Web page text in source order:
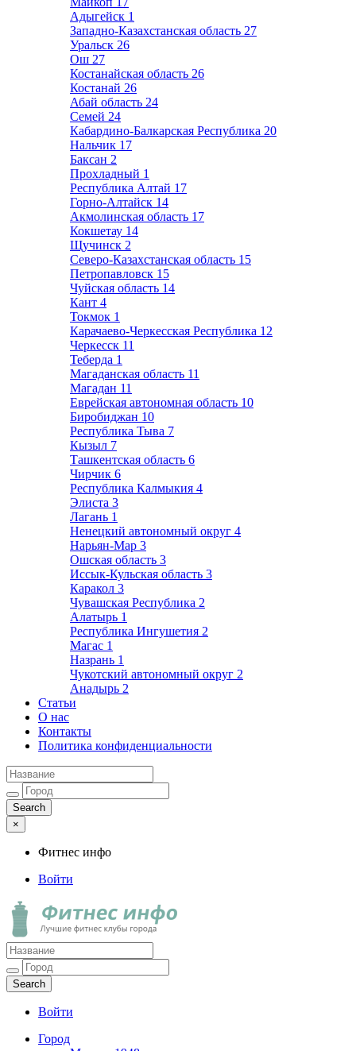
Адыгейск 1
Западно-Казахстанская область 27
Уральск 26
Ош 27
Костанайская область 26
Костанай 26
Абай область 24
Семей 24
Кабардино-Балкарская Республика 20
Нальчик 17
Баксан 2
Прохладный 1
Республика Алтай 17
Горно-Алтайск 14
Акмолинская область 17
Кокшетау 14
Щучинск 2
Северо-Казахстанская область 15
Петропавловск 15
Чуйская область 14
Кант 4
Токмок 1
Карачаево-Черкесская Республика 12
Черкесск 11
Теберда 1
Магаданская область 11
Магадан 11
Еврейская автономная область 10
Биробиджан 10
Республика Тыва 7
Кызыл 7
Ташкентская область 6
Чирчик 6
Республика Калмыкия 4
Элиста 3
Лагань 1
Ненецкий автономный округ 4
Нарьян-Мар 3
Ошская область 3
Иссык-Кульская область 3
Каракол 3
Чувашская Республика 2
Алатырь 1
Республика Ингушетия 2
Магас 1
Назрань 1
Чукотский автономный округ 2
Анадырь 2
Статьи
О нас
Контакты
Политика конфиденциальности
×
Фитнес инфо
Войти
Фитнес инфо
Лучшие фитнес клубы города
Войти
Город